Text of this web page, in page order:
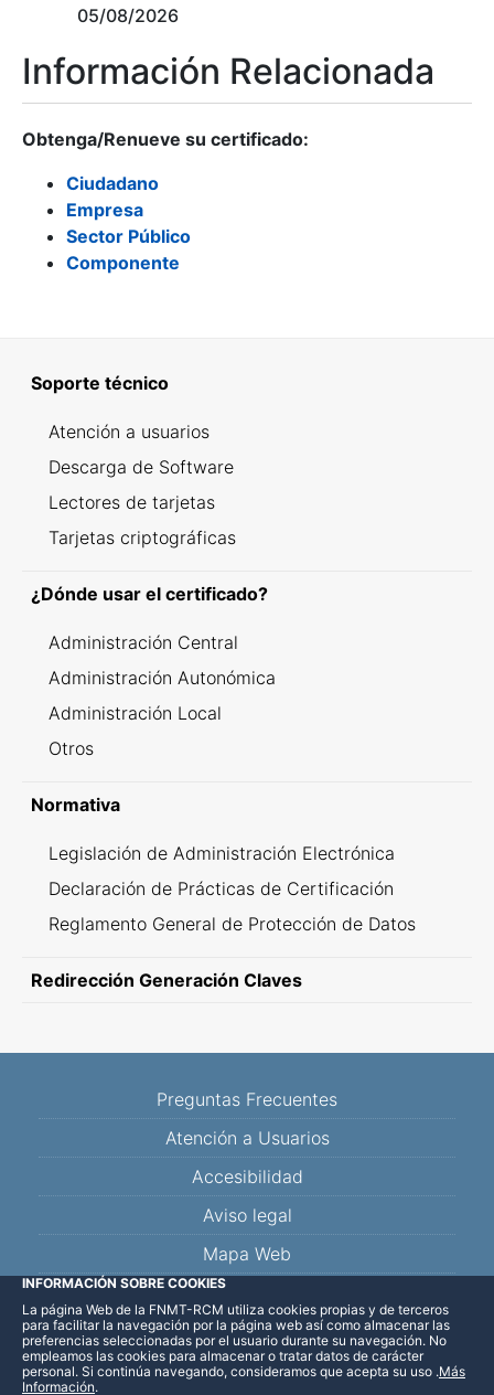
05/08/2026
Información Relacionada
Obtenga/Renueve su certificado:
Ciudadano
Empresa
Sector Público
Componente
Soporte técnico
Atención a usuarios
Descarga de Software
Lectores de tarjetas
Tarjetas criptográficas
¿Dónde usar el certificado?
Administración Central
Administración Autonómica
Administración Local
Otros
Normativa
Legislación de Administración Electrónica
Declaración de Prácticas de Certificación
Reglamento General de Protección de Datos
Redirección Generación Claves
Preguntas Frecuentes
Atención a Usuarios
Accesibilidad
Aviso legal
Mapa Web
Facebook
TwitterYouTube
Blog Linkedin
INFORMACIÓN SOBRE COOKIES
La página Web de la FNMT-RCM utiliza cookies propias y de terceros
para facilitar la navegación por la página web así como almacenar las
preferencias seleccionadas por el usuario durante su navegación. No
empleamos las cookies para almacenar o tratar datos de carácter
personal. Si continúa navegando, consideramos que acepta su uso .Más
Información.